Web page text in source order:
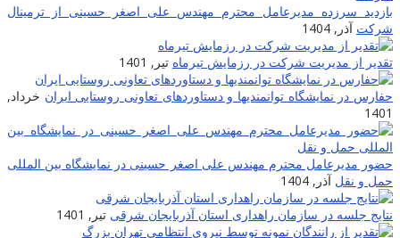
بازدید سرزده مدیرعامل محترم مهندس علی اصغر حسینی از ترمینال
شرکت آذر, 1404
تقدیر از مدیریت شرکت در رزمایش تیرماه تیر, 1401
حفارس در نمایشگاه توانمندیها و دستاوردهای تعاونی روستایی ایران خرداد,
1401
حضور مدیرعامل محترم مهندس علی اصغر حسینی در نمایشگاه بین المللی
حمل و نقل آذر, 1404
نتایج جلسه در سازمان راهداری استان آذربایجان شرقی تیر, 1401